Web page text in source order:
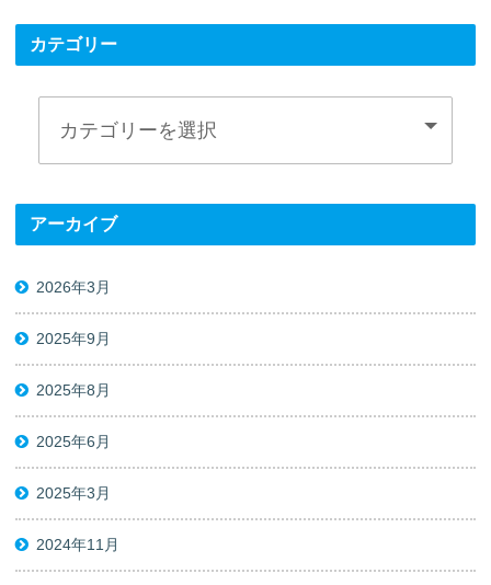
カテゴリー
アーカイブ
2026年3月
2025年9月
2025年8月
2025年6月
2025年3月
2024年11月